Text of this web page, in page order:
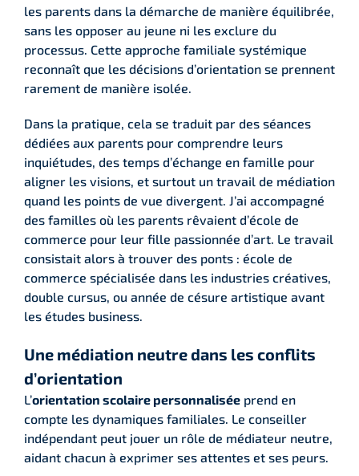
les parents dans la démarche de manière équilibrée,
sans les opposer au jeune ni les exclure du
processus. Cette approche familiale systémique
reconnaît que les décisions d’orientation se prennent
rarement de manière isolée.
Dans la pratique, cela se traduit par des séances
dédiées aux parents pour comprendre leurs
inquiétudes, des temps d’échange en famille pour
aligner les visions, et surtout un travail de médiation
quand les points de vue divergent. J’ai accompagné
des familles où les parents rêvaient d’école de
commerce pour leur fille passionnée d’art. Le travail
consistait alors à trouver des ponts : école de
commerce spécialisée dans les industries créatives,
double cursus, ou année de césure artistique avant
les études business.
Une médiation neutre dans les conflits
d’orientation
L’orientation scolaire personnalisée prend en
compte les dynamiques familiales. Le conseiller
indépendant peut jouer un rôle de médiateur neutre,
aidant chacun à exprimer ses attentes et ses peurs.